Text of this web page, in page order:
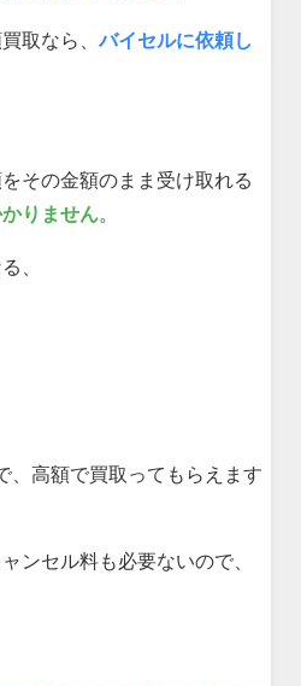
取なら、バイセルに依頼し
その金額のまま受け取れる
りません。
、
、高額で買取ってもらえます
ンセル料も必要ないので、